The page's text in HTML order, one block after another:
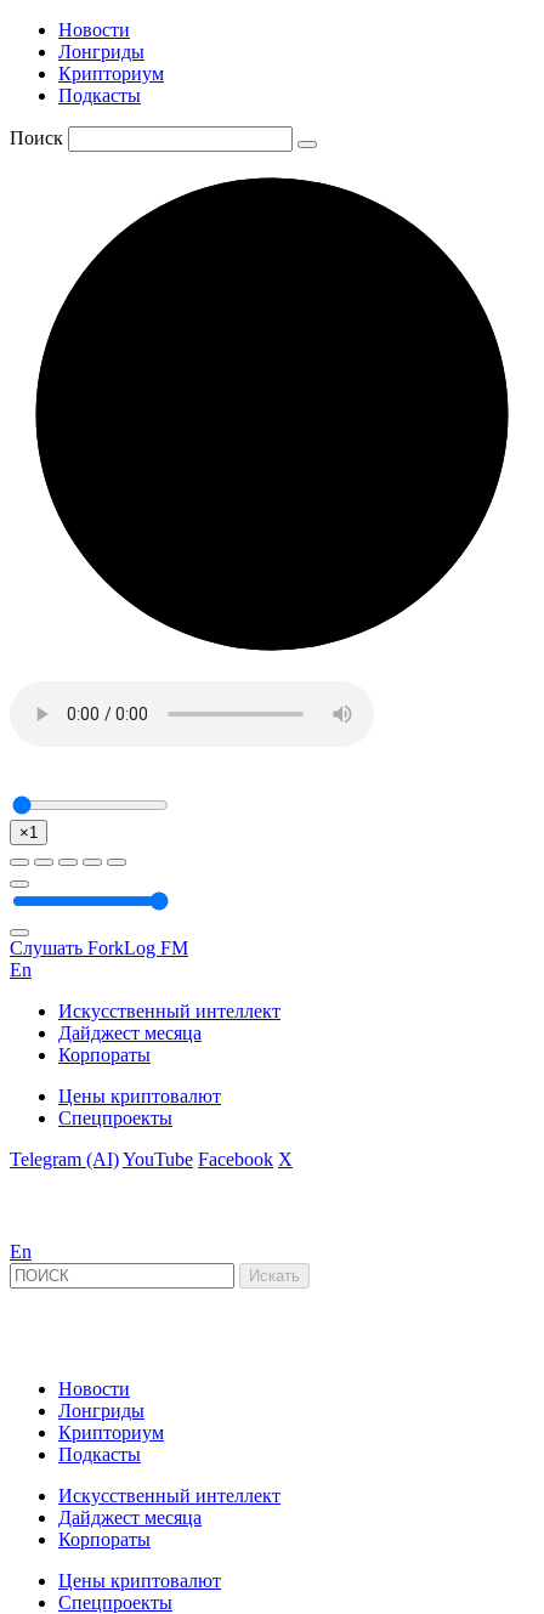
Новости
Лонгриды
Крипториум
Подкасты
Поиск
×1
Слушать ForkLog FM
En
Искусственный интеллект
Дайджест месяца
Корпораты
Цены криптовалют
Спецпроекты
Telegram (AI)YouTube Facebook X
En
Новости
Лонгриды
Крипториум
Подкасты
Искусственный интеллект
Дайджест месяца
Корпораты
Цены криптовалют
Спецпроекты